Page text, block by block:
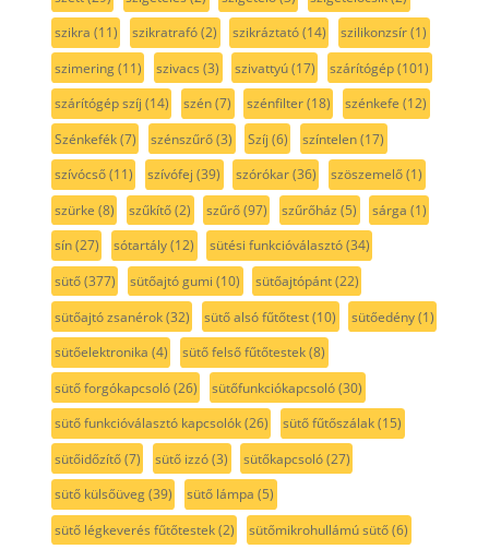
szikra (11) szikratrafó(2) szikráztató(14) szilikonzsír(1)
szimering(11) szivacs (3) szivattyú(17) szárítógép(101)
szárítógép szíj (14) szén(7) szénfilter(18) szénkefe (12)
Szénkefék(7) szénszűrő(3) Szíj (6) színtelen(17)
szívócső(11) szívófej (39) szórókar(36) szöszemelő(1)
szürke (8) szűkítő(2) szűrő(97) szűrőház (5) sárga (1)
sín(27) sótartály(12) sütési funkcióválasztó(34)
sütő(377) sütőajtó gumi (10) sütőajtópánt(22)
sütőajtó zsanérok(32) sütő alsó fűtőtest(10) sütőedény(1)
sütőelektronika (4) sütő felső fűtőtestek(8)
sütő forgókapcsoló(26) sütőfunkciókapcsoló(30)
sütő funkcióválasztó kapcsolók(26) sütő fűtőszálak(15)
sütőidőzítő(7) sütő izzó(3) sütőkapcsoló(27)
sütő külsőüveg(39) sütő lámpa (5)
sütő légkeverés fűtőtestek(2) sütőmikrohullámú sütő(6)